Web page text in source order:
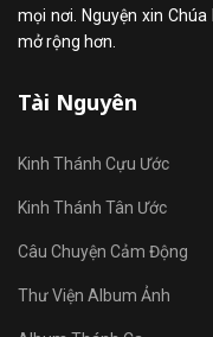
mọi nơi. Nguyện xin
mở rộng hơn.
Tài Nguyên
Kinh Thánh Cựu Ước
Kinh Thánh Tân Ước
Câu Chuyện Cảm Động
Thư Viện Album Ảnh